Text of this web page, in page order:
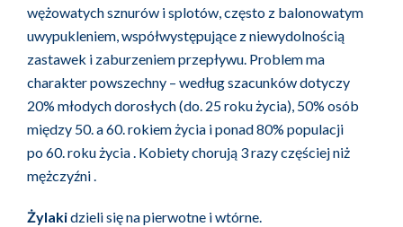
wężowatych sznurów i splotów, często z balonowatym
uwypukleniem, współwystępujące z niewydolnością
zastawek i zaburzeniem przepływu. Problem ma
charakter powszechny – według szacunków dotyczy
20% młodych dorosłych (do. 25 roku życia), 50% osób
między 50. a 60. rokiem życia i ponad 80% populacji
po 60. roku życia . Kobiety chorują 3 razy częściej niż
mężczyźni .
Żylakidzieli się na pierwotne i wtórne.